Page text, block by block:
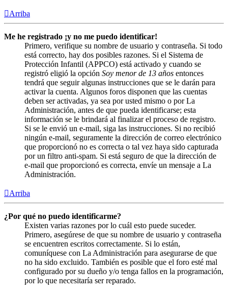
Arriba
Me he registrado ¡y no me puedo identificar!
Primero, verifique su nombre de usuario y contraseña. Si todo
está correcto, hay dos posibles razones. Si el Sistema de
Protección Infantil (APPCO) está activado y cuando se
registró eligió la opción Soy menor de 13 años entonces
tendrá que seguir algunas instrucciones que se le darán para
activar la cuenta. Algunos foros disponen que las cuentas
deben ser activadas, ya sea por usted mismo o por La
Administración, antes de que pueda identificarse; esta
información se le brindará al finalizar el proceso de registro.
Si se le envió un e-mail, siga las instrucciones. Si no recibió
ningún e-mail, seguramente la dirección de correo electrónico
que proporcionó no es correcta o tal vez haya sido capturada
por un filtro anti-spam. Si está seguro de que la dirección de
e-mail que proporcionó es correcta, envíe un mensaje a La
Administración.
Arriba
¿Por qué no puedo identificarme?
Existen varias razones por lo cuál esto puede suceder.
Primero, asegúrese de que su nombre de usuario y contraseña
se encuentren escritos correctamente. Si lo están,
comuníquese con La Administración para asegurarse de que
no ha sido excluido. También es posible que el foro esté mal
configurado por su dueño y/o tenga fallos en la programación,
por lo que necesitaría ser reparado.